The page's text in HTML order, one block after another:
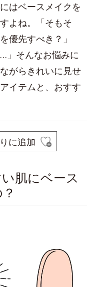
はベースメイクを
よね。「そもそ
優先すべき？」
」そんなお悩みに
がらきれいに見せ
イテムと、おすす
に追加
肌にベース